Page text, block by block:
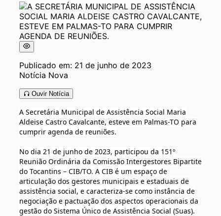
Publicado em: 21 de junho de 2023
Notícia Nova
Ouvir Notícia
A Secretária Municipal de Assistência Social Maria
Aldeise Castro Cavalcante, esteve em Palmas-TO para
cumprir agenda de reuniões.
No dia 21 de junho de 2023, participou da 151º
Reunião Ordinária da Comissão Intergestores Bipartite
do Tocantins – CIB/TO. A CIB é um espaço de
articulação dos gestores municipais e estaduais de
assistência social, e caracteriza-se como instância de
negociação e pactuação dos aspectos operacionais da
gestão do Sistema Único de Assistência Social (Suas).